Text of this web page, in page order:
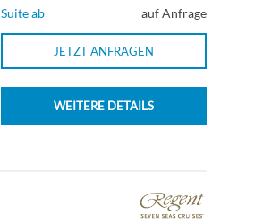
Suite ab
auf Anfrage
JETZT ANFRAGEN
WEITERE DETAILS